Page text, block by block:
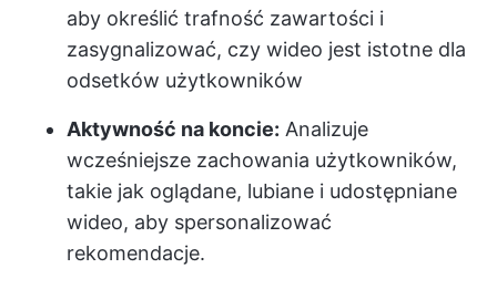
aby określić trafność zawartości i
zasygnalizować, czy wideo jest istotne dla
odsetków użytkowników
Aktywność na koncie: Analizuje
wcześniejsze zachowania użytkowników,
takie jak oglądane, lubiane i udostępniane
wideo, aby spersonalizować
rekomendacje.